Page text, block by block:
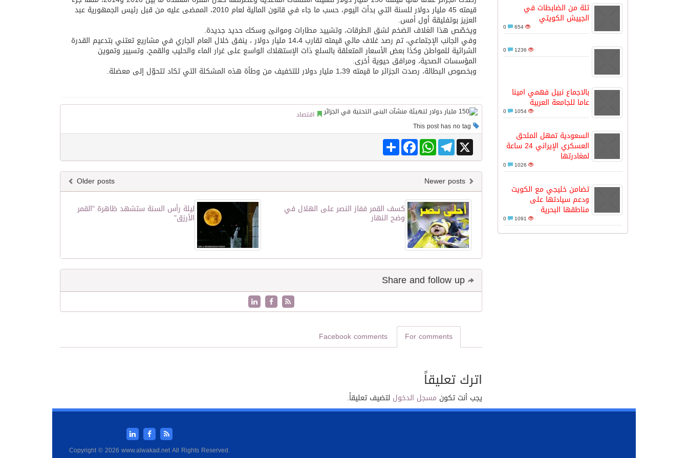
ثلة من الضابطات في الجييش الكويتي
مدينة الملك سلمان للطاقة “سبارك” توقع اتفاقية تطوير مصانع جاهزة ومتخصصة في مجال الطاقة
كسوة الكعبة تعتلي البيت العتيق
ثلة من الضابطات في
الجييش الكويتي
654
1236
بالاجماع نبيل فهمي امينا
عاما للجامعة العربية
1054
السعودية تمهل الملحق
العسكري الإيراني 24 ساعة
لمغادرتها
1026
تضامن خليجي مع الكويت
ودعم سيادتها على
مناطقها البحرية
1091
قيمته 45 مليار دولار للسنة التي بدأت اليوم، حسب ما جاء في قانون المالية لعام 2010، الممضى عليه من قبل رئيس الجمهورية عبد
العزيز بوتفليقة أول أمس.
ويخصّص هذا الغلاف الضخم لشق الطرقات، وتشييد مطارات وموانئ وسكك حديد جديدة.
وفي الجانب الإجتماعي، تم رصد غلاف مالي قيمته تقارب 14،4 مليار دولار ، ينفق خلال العام الجاري في مشاريع تعتني بتدعيم القدرة
الشرائية للمواطن وكذا بعض الأسعار المتعلقة بالسلع ذات الإستهلاك الواسع على غرار الماء والحليب والقمح، وتسيير وتموين
المؤسسات الصحية، ومرافق حيوية أخرى.
وبخصوص البطالة، رصدت الجزائر ما قيمته 1،39 مليار دولار للتخفيف من وطأة هذه المشكلة التي تكاد تتحوّل إلى معضلة.
اقتصاد
Share
FacebookWhatsAppTelegram X
Older posts
ليلة رأس السنة ستشهد ظاهرة "القمر
الأرزق"
كسف القمر ففاز النصر على الهلال في
وضح النهار
For comments
Facebook comments
اترك تعليقاً
يجب أنت تكون مسجل الدخول لتضيف تعليقاً.
Copyright © 2026 www.alwakad.net All Rights Reserved.